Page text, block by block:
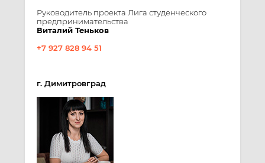
Руководитель проекта Лига студенческого
предпринимательства
Виталий Теньков
+7 927 828 94 51
г. Димитровград